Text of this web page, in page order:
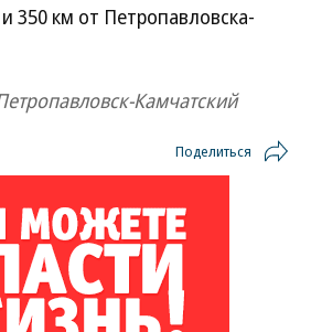
350 км от Петропавловска-
Камчатский
Поделиться
точно получат десятки тысяч новых
озвучил итоговый план СВО